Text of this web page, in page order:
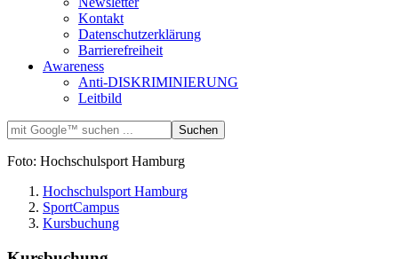
Kontakt
Datenschutzerklärung
Barrierefreiheit
Awareness
Anti-DISKRIMINIERUNG
Leitbild
Foto: Hochschulsport Hamburg
Hochschulsport Hamburg
SportCampus
Kursbuchung